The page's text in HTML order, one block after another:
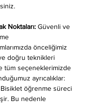
Noktaları: Güvenli ve
önceliğimiz
doğru teknikleri
tüm seçeneklerimizde
ayrıcalıklar:
öğrenme süreci
Bu nedenle